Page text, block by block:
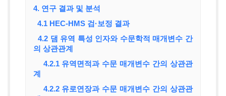
4. 연구 결과 및 분석
4.1 HEC-HMS 검·보정 결과
4.2 댐 유역 특성 인자와 수문학적 매개변수 간
의 상관관계
4.2.1 유역면적과 수문 매개변수 간의 상관관
계
4.2.2 유로연장과 수문 매개변수 간의 상관관